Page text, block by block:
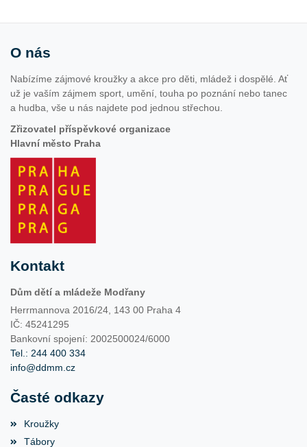
O nás
Nabízíme zájmové kroužky a akce pro děti, mládež i dospělé. Ať
už je vaším zájmem sport, umění, touha po poznání nebo tanec
a hudba, vše u nás najdete pod jednou střechou.
Zřizovatel příspěvkové organizace
Hlavní město Praha
Kontakt
Dům dětí a mládeže Modřany
Herrmannova 2016/24, 143 00 Praha 4
IČ: 45241295
Bankovní spojení: 2002500024/6000
Tel.: 244 400 334
info@ddmm.cz
Časté odkazy
Kroužky
Tábory